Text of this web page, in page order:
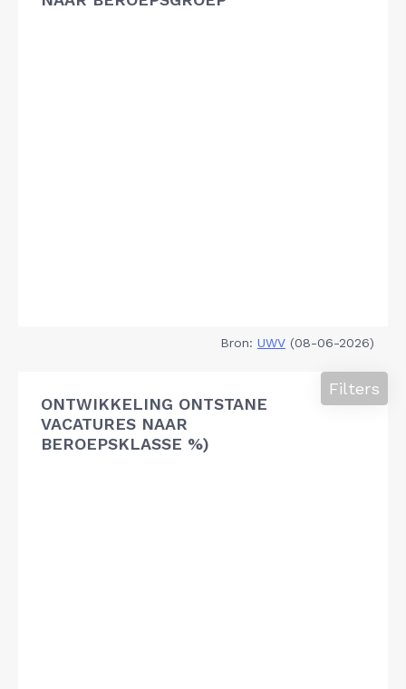
Bron: UWV (08-06-2026)
ONTWIKKELING ONTSTANE
VACATURES NAAR
BEROEPSKLASSE %)
Filters